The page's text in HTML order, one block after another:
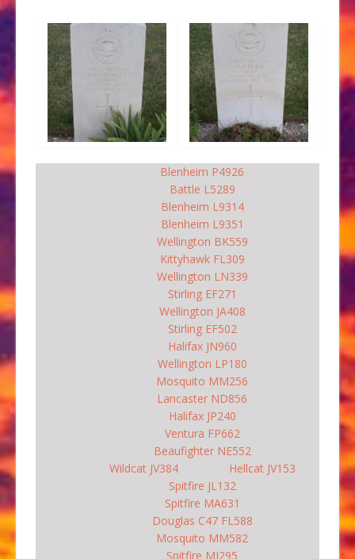
Blenheim P4926
Battle L5289
Blenheim L9314
Blenheim L9351
Wellington BK559
Kittyhawk FL309
Wellington LN339
Stirling EF271
Wellington JA408
Stirling EF502
Halifax JN960
Wellington LP180
Mosquito MM256
Lancaster ND856
Halifax JP240
Ventura FP662
Beaufighter NE552
Wildcat JV384
Hellcat JV153
Spitfire JL132
Spitfire MA631
Douglas C47 FL588
Mosquito MM582
Spitfire MJ295